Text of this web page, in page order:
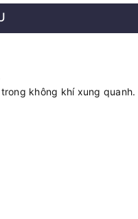
không khí xung quanh.